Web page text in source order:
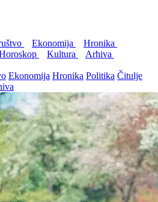
Ekonomija
Hronika
Kultura
Arhiva
Ekonomija Hronika Politika Čitulje